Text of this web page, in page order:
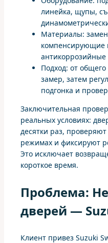
линейка, щупы,
Материалы:
компенсирующие
антикоррозийные
Подход: от
замер, затем
подгонка и
Заключительная
реальных условиях:
десятки раз,
режимах и фиксируют
Это исключает
короткое время.
Проблема:
дверей —
Клиент привез Suzuki